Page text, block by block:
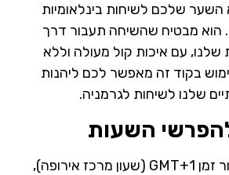
השער שלכם לשיחות בינלאומיות
הוא מבטיח שהשיחה תעבור דרך
עם איכות קול מעולה וללא
בקוד זה מאפשר לכם ליהנות
שלנו לשיחות לגרמניה.
גרמניה נמצאת באזור זמן GMT+1 (שעון מרכז אירופה),